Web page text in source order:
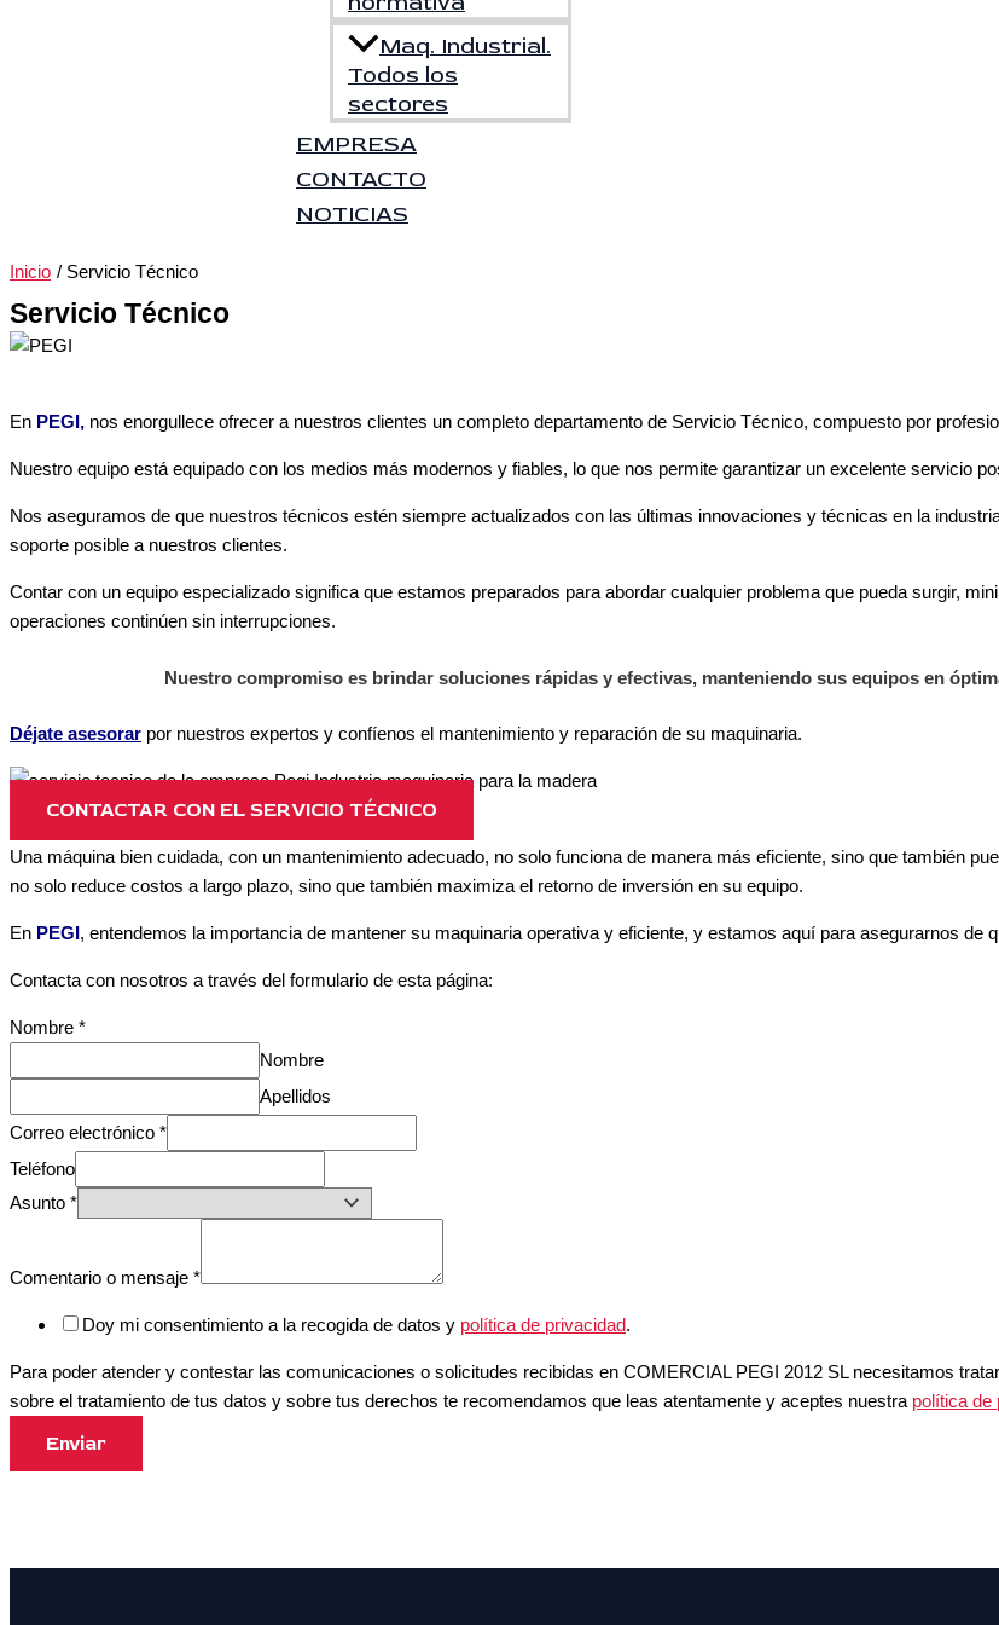
Maq. Industrial.
Todos los
sectores
EMPRESA
CONTACTO
NOTICIAS
Inicio Servicio Técnico
Servicio Técnico
En PEGI, nos enorgullece ofrecer a nuestros clientes un completo departamento de Servicio Técnico, compuesto por
Nuestro equipo está equipado con los medios más modernos y fiables, lo que nos permite garantizar un excelente servicio
Nos aseguramos de que nuestros técnicos estén siempre actualizados con las últimas innovaciones y técnicas en la
soporte posible a nuestros clientes.
Contar con un equipo especializado significa que estamos preparados para abordar cualquier problema que pueda surgir,
operaciones continúen sin interrupciones.
Nuestro compromiso es brindar soluciones rápidas y efectivas, manteniendo sus equipos en
Déjate asesorar por nuestros expertos y confíenos el mantenimiento y reparación de su maquinaria.
CONTACTAR CON EL SERVICIO TÉCNICO
Una máquina bien cuidada, con un mantenimiento adecuado, no solo funciona de manera más eficiente, sino que también
no solo reduce costos a largo plazo, sino que también maximiza el retorno de inversión en su equipo.
En PEGI, entendemos la importancia de mantener su maquinaria operativa y eficiente, y estamos aquí para asegurarnos de
Contacta con nosotros a través del formulario de esta página:
Nombre *
Nombre
Apellidos
Correo electrónico *
Teléfono
Asunto *
Comentario o mensaje *
Doy mi consentimiento a la recogida de datos y política de privacidad.
Para poder atender y contestar las comunicaciones o solicitudes recibidas en COMERCIAL PEGI 2012 SL necesitamos
sobre el tratamiento de tus datos y sobre tus derechos te recomendamos que leas atentamente y aceptes nuestra política de
Enviar